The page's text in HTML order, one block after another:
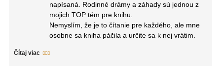
V podstate celá kniha bola veľkou charakterovou
štúdiou, čo ja mám veľmi rada.
Nebudem klamať, pre mňa bola kniha trochu
zvláštna. Nevedela by som konkrétne povedať, o
zanechal hlbokú stopu a zmes pocitov.
napísaná. Rodinné drámy a záhady sú jednou z
mojich TOP tém pre knihu.
Nemyslím, že je to čítanie pre každého, ale mne
osobne sa kniha páčila a určite sa k nej vrátim.
vyznať lepšie.
Čítaj viac